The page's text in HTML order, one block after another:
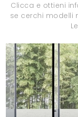
Clicca e ottieni
se cerchi modelli